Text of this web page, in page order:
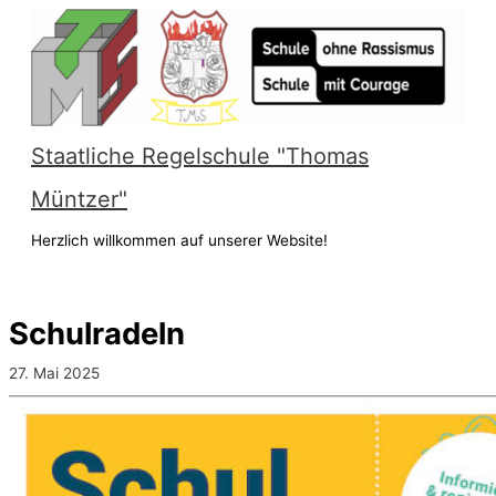
Inhalt
springen
Staatliche Regelschule "Thomas
Müntzer"
Herzlich willkommen auf unserer Website!
Schulradeln
27. Mai 2025